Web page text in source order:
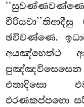
ඡවිවණ්ණෙ.
අයඤ්හෙත්ථ
එතාදිසො
ඵරණකප්පභො